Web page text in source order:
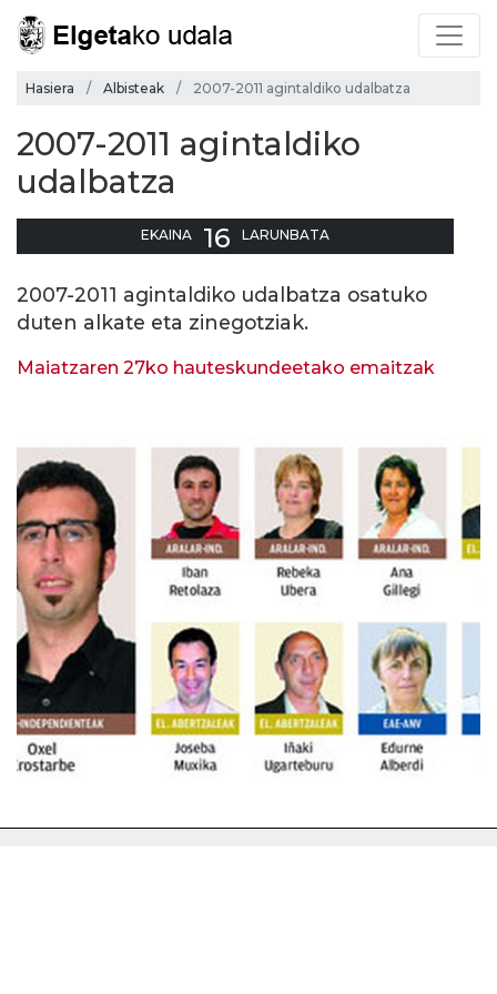
Hasiera Albisteak 2007-2011 agintaldiko udalbatza
2007-2011 agintaldiko
udalbatza
EKAINA 16 LARUNBATA
2007-2011 agintaldiko udalbatza osatuko
duten alkate eta zinegotziak.
Maiatzaren 27ko hauteskundeetako emaitzak